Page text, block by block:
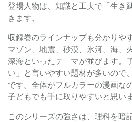
登場人物は、知識と工夫で「生き
きます。
収録巻のラインナップも分かりや
マゾン、地震、砂漠、氷河、海、
深海といったテーマが並びます。
い」と言いやすい題材が多いので
です。全体がフルカラーの漫画な
子どもでも手に取りやすいと思いま
このシリーズの強さは、理科を暗